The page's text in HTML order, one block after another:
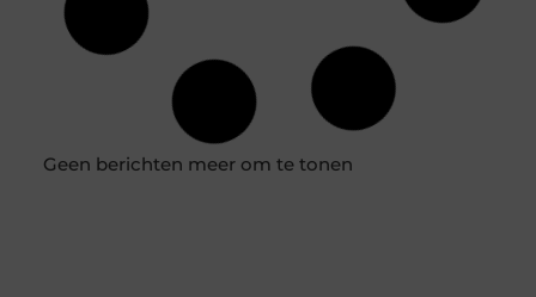
Als je een massagepraktijk hebt, weet je hoe belangrijk
het is om een rustgevende en uitnodigende sfeer te
creëren.